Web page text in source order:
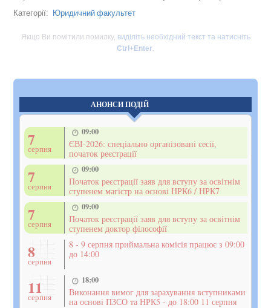
Категорії: Юридичний факультет
Якщо Ви помітили помилку, виділіть необхідний текст та натисніть
Ctrl+Enter.
АНОНСИ ПОДІЙ
7
серпня
09:00
ЄВІ-2026: спеціально організовані сесії,
початок реєстрації
7
серпня
09:00
Початок реєстрації заяв для вступу за освітнім
ступенем магістр на основі НРК6 / НРК7
7
серпня
09:00
Початок реєстрації заяв для вступу за освітнім
ступенем доктор філософії
8
серпня
8 - 9 серпня приймальна комісія працює з 09:00
до 14:00
11
серпня
18:00
Виконання вимог для зарахування вступниками
на основі ПЗСО та НРК5 - до 18:00 11 серпня